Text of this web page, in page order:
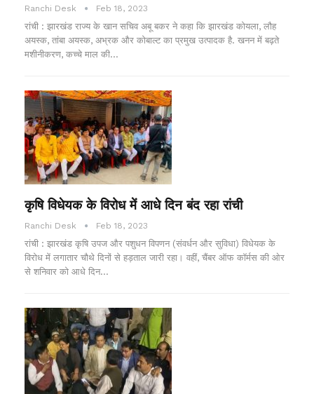
Ranchi Desk Feb 18, 2023
रांची : झारखंड राज्य के खान सचिव अबू बकर ने कहा कि झारखंड कोयला, लौह
अयस्क, तांबा अयस्क, अभ्रक और कोबाल्ट का प्रमुख उत्पादक है. खनन में बढ़ते
मशीनीकरण, कच्चे माल की…
कृषि विधेयक के विरोध में आधे दिन बंद रहा रांची
Ranchi Desk Feb 18, 2023
रांची : झारखंड कृषि उपज और पशुधन विपणन (संवर्धन और सुविधा) विधेयक के
विरोध में लगातार चौथे दिनों से हड़ताल जारी रहा। वहीं, चैंबर ऑफ कॉर्मस की ओर
से शनिवार को आधे दिन…